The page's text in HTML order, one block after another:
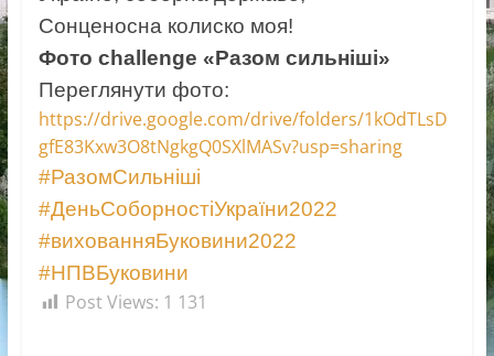
Сонценосна колиско моя!
Фото challenge «Разом сильніші»
Переглянути фото:
https://drive.google.com/drive/folders/1kOdTLsD
gfE83Kxw3O8tNgkgQ0SXlMASv?usp=sharing
#РазомСильніші
#ДеньСоборностіУкраїни2022
#вихованняБуковини2022
#НПВБуковини
Post Views: 1 131